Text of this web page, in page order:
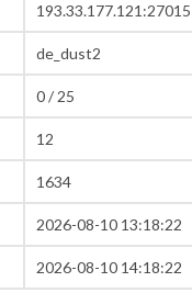
193.33.177.121:27015
de_dust2
0 / 25
12
1634
2026-08-10 13:18:22
2026-08-10 14:18:22